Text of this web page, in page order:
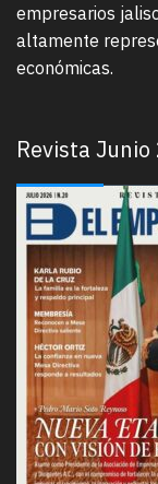
empresarios
altamente
económicas.
Revista Junio